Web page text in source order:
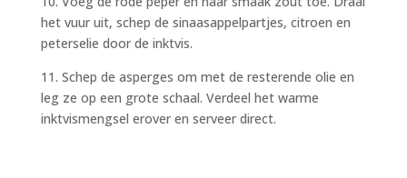
het vuur uit, schep de sinaasappelpartjes, citroen en
peterselie door de inktvis.
11. Schep de asperges om met de resterende olie en
leg ze op een grote schaal. Verdeel het warme
inktvismengsel erover en serveer direct.